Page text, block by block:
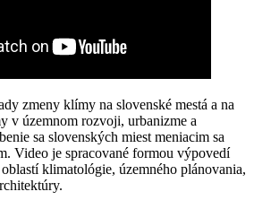
zmeny klímy na slovenské mestá a na
v územnom rozvoji, urbanizme a
sa slovenských miest meniacim sa
Video je spracované formou výpovedí
klimatológie, územného plánovania,